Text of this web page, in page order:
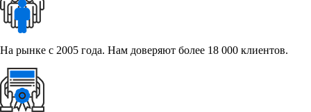
На рынке с 2005 года. Нам доверяют более 18 000 клиентов.